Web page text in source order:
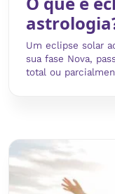
Um eclipse solar
sua fase Nova,
total ou